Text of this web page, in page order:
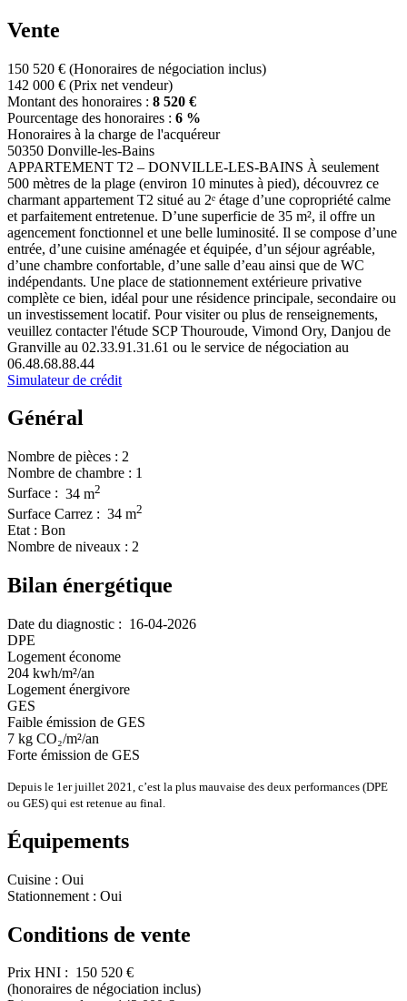
Vente
150 520 € (Honoraires de négociation inclus)
142 000 € (Prix net vendeur)
Montant des honoraires : 8 520 €
Pourcentage des honoraires : 6 %
Honoraires à la charge de l'acquéreur
50350 Donville-les-Bains
APPARTEMENT T2 – DONVILLE-LES-BAINS À seulement
500 mètres de la plage (environ 10 minutes à pied), découvrez ce
charmant appartement T2 situé au 2ᵉ étage d’une copropriété calme
et parfaitement entretenue. D’une superficie de 35 m², il offre un
agencement fonctionnel et une belle luminosité. Il se compose d’une
entrée, d’une cuisine aménagée et équipée, d’un séjour agréable,
d’une chambre confortable, d’une salle d’eau ainsi que de WC
indépendants. Une place de stationnement extérieure privative
complète ce bien, idéal pour une résidence principale, secondaire ou
un investissement locatif. Pour visiter ou plus de renseignements,
veuillez contacter l'étude SCP Thouroude, Vimond Ory, Danjou de
Granville au 02.33.91.31.61 ou le service de négociation au
06.48.68.88.44
Simulateur de crédit
Général
Nombre de pièces : 2
Nombre de chambre : 1
Surface : 34 m2
Surface Carrez : 34 m2
Etat : Bon
Nombre de niveaux : 2
Bilan énergétique
Date du diagnostic : 16-04-2026
DPE
Logement économe
204 kwh/m²/an
Logement énergivore
GES
Faible émission de GES
7 kg CO₂/m²/an
Forte émission de GES
Depuis le 1er juillet 2021, c’est la plus mauvaise des deux performances (DPE
ou GES) qui est retenue au final.
Équipements
Cuisine : Oui
Stationnement : Oui
Conditions de vente
Prix HNI : 150 520 €
(honoraires de négociation inclus)